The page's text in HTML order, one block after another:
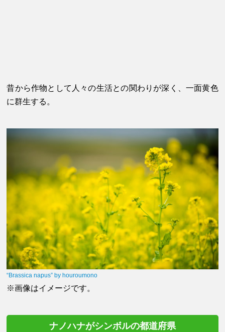
昔から作物として人々の生活との関わりが深く、一面黄色
に群生する。
“Brassica napus” by houroumono
※画像はイメージです。
ナノハナがシンボルの都道府県